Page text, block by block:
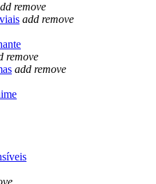
remove
add remove
remove
add remove